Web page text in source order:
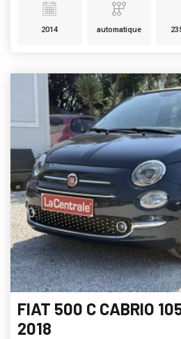
2014 automatique
FIAT 500 C CABRIO
2018